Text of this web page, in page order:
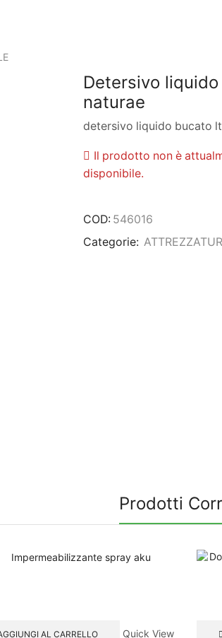
Detersivo
naturae
detersivo liquido bucato
Il prodotto non è
disponibile.
COD: 546016
Categorie:
Prodotti
AL CARRELLO Quick View